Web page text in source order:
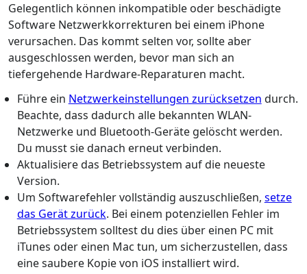
Gelegentlich können inkompatible oder beschädigte
Software Netzwerkkorrekturen bei einem iPhone
verursachen. Das kommt selten vor, sollte aber
ausgeschlossen werden, bevor man sich an
tiefergehende Hardware-Reparaturen macht.
Führe ein Netzwerkeinstellungen zurücksetzen durch.
Beachte, dass dadurch alle bekannten WLAN-
Netzwerke und Bluetooth-Geräte gelöscht werden.
Du musst sie danach erneut verbinden.
Aktualisiere das Betriebssystem auf die neueste
Version.
Um Softwarefehler vollständig auszuschließen, setze
das Gerät zurück. Bei einem potenziellen Fehler im
Betriebssystem solltest du dies über einen PC mit
iTunes oder einen Mac tun, um sicherzustellen, dass
eine saubere Kopie von iOS installiert wird.